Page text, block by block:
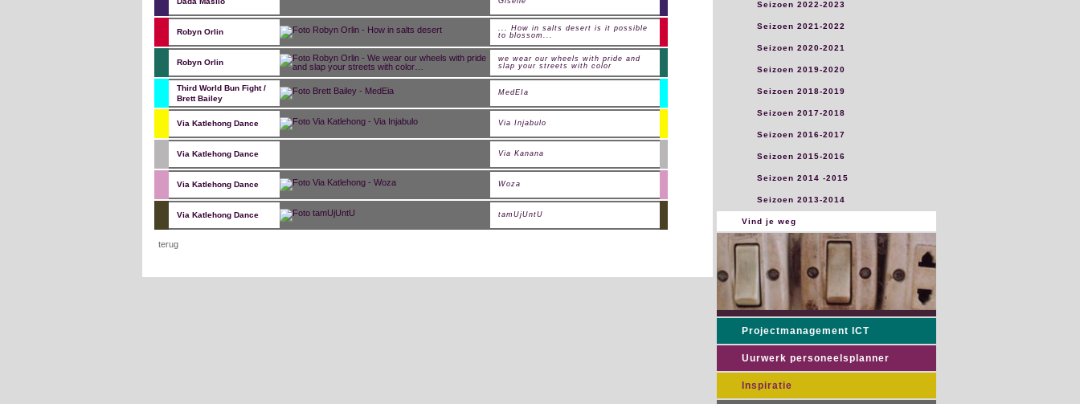
Robyn Orlin
... How in salts desert is it possible
to blossom...
Robyn Orlin
we wear our wheels with pride and
slap your streets with color
Third World Bun Fight /
Brett Bailey
MedEIa
Via Katlehong Dance Via Injabulo
Via Katlehong Dance Via Kanana
Via Katlehong Dance Woza
Via Katlehong Dance tamUjUntU
terug
Seizoen 2022-2023
Seizoen 2021-2022
Seizoen 2020-2021
Seizoen 2019-2020
Seizoen 2018-2019
Seizoen 2017-2018
Seizoen 2016-2017
Seizoen 2015-2016
Seizoen 2014 -2015
Seizoen 2013-2014
Vind je weg
Projectmanagement ICT
Uurwerk personeelsplanner
Inspiratie